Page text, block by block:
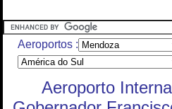
Aeroportos :
Aeroporto